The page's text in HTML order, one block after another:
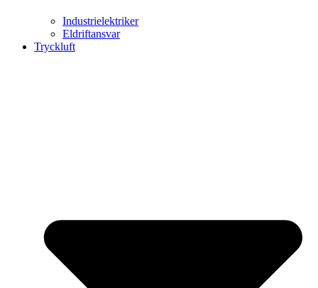
Industrielektriker
Eldriftansvar
Tryckluft